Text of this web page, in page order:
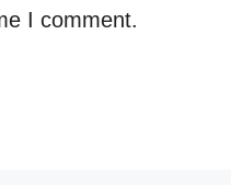
I comment.